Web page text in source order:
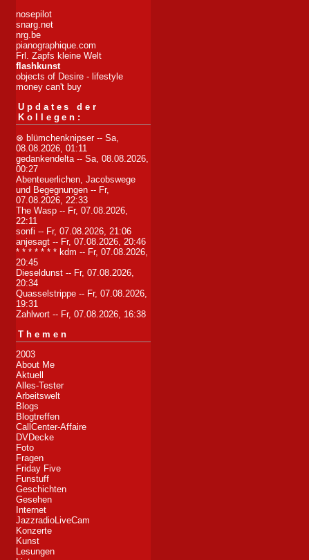
nosepilot
snarg.net
nrg.be
pianographique.com
Frl. Zapfs kleine Welt
flashkunst
objects of Desire - lifestyle
money can't buy
Updates der
Kollegen:
⊗ blümchenknipser -- Sa,
08.08.2026, 01:11
gedankendelta -- Sa, 08.08.2026,
00:27
Abenteuerlichen, Jacobswege
und Begegnungen -- Fr,
07.08.2026, 22:33
The Wasp -- Fr, 07.08.2026,
22:11
sonfi -- Fr, 07.08.2026, 21:06
anjesagt -- Fr, 07.08.2026, 20:46
* * * * * * * kdm -- Fr, 07.08.2026,
20:45
Dieseldunst -- Fr, 07.08.2026,
20:34
Quasselstrippe -- Fr, 07.08.2026,
19:31
Zahlwort -- Fr, 07.08.2026, 16:38
Themen
2003
About Me
Aktuell
Alles-Tester
Arbeitswelt
Blogs
Blogtreffen
CallCenter-Affaire
DVDecke
Foto
Fragen
Friday Five
Funstuff
Geschichten
Gesehen
Internet
JazzradioLiveCam
Konzerte
Kunst
Lesungen